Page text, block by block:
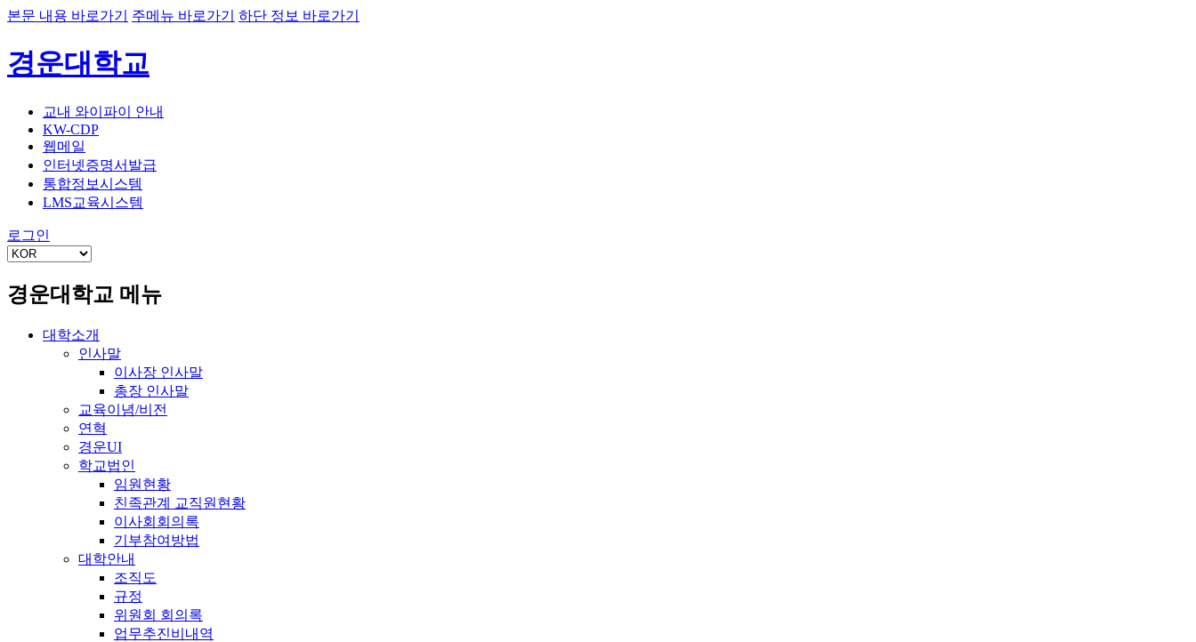
본문 내용 바로가기 주메뉴 바로가기 하단 정보 바로가기
경운대학교
교내 와이파이 안내
KW-CDP
웹메일
인터넷증명서발급
통합정보시스템
LMS교육시스템
로그인
경운대학교 메뉴
대학소개
인사말
이사장 인사말
총장 인사말
교육이념/비전
연혁
경운UI
학교법인
임원현황
친족관계 교직원현황
이사회회의록
기부참여방법
대학안내
조직도
규정
위원회 회의록
업무추진비내역